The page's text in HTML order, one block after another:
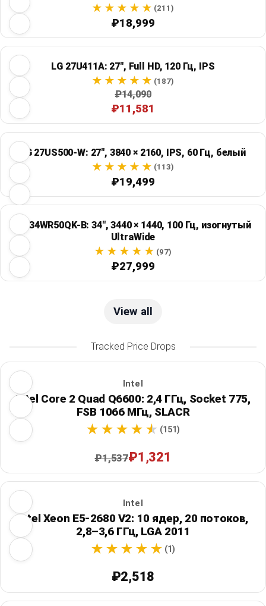
(211)
₽18,999
LG 27U411A: 27", Full HD, 120 Гц, IPS
(187)
₽14,090
₽11,581
LG 27US500-W: 27", 3840 × 2160, IPS, 60 Гц, белый
(113)
₽19,499
LG 34WR50QK-B: 34", 3440 × 1440, 100 Гц, изогнутый
UltraWide
(97)
₽27,999
View all
Tracked Price Drops
Intel
Intel Core 2 Quad Q6600: 2,4 ГГц, Socket 775,
FSB 1066 МГц, SLACR
(151)
₽1,537₽1,321
Intel
Intel Xeon E5-2680 V2: 10 ядер, 20 потоков,
2,8–3,6 ГГц, LGA 2011
(1)
₽2,518